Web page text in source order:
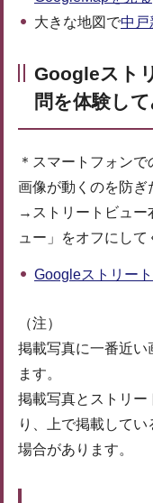
大きな地図で中戸
Googleスト
問を体験し
＊スマートフォン
画像が動くのを防ぎ
→ストリートビュー
ュー」をオフにして
Googleストリー
（注）
掲載写真に一番近い
ます。
掲載写真とストリー
り、上で掲載して
場合があります。